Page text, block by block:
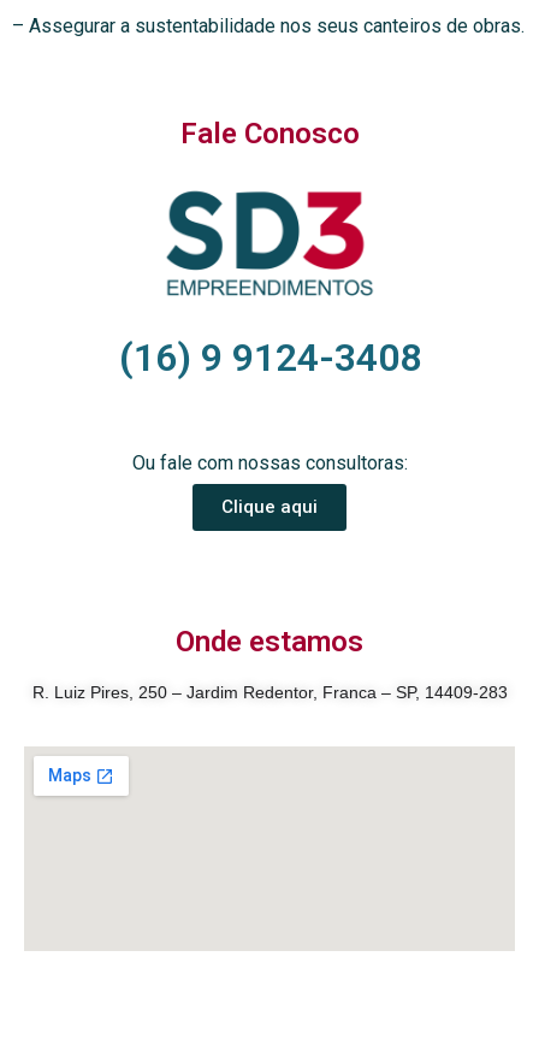
– Assegurar a sustentabilidade nos seus canteiros de obras.
Fale Conosco
(16) 9 9124-3408
Ou fale com nossas consultoras:
Clique aqui
Onde estamos
R. Luiz Pires, 250 – Jardim Redentor, Franca – SP, 14409-283